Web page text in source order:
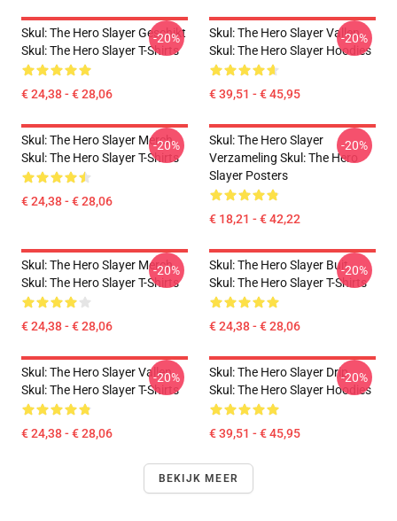
Skul: The Hero Slayer Geschikt
Skul: The Hero Slayer T-Shirts
€ 24,38 - € 28,06
-20%
Skul: The Hero Slayer Vallen
Skul: The Hero Slayer Hoodies
€ 39,51 - € 45,95
-20%
Skul: The Hero Slayer Merch
Skul: The Hero Slayer T-Shirts
€ 24,38 - € 28,06
-20%
Skul: The Hero Slayer
Verzameling Skul: The Hero
Slayer Posters
€ 18,21 - € 42,22
-20%
Skul: The Hero Slayer Merch
Skul: The Hero Slayer T-Shirts
€ 24,38 - € 28,06
-20%
Skul: The Hero Slayer Buit
Skul: The Hero Slayer T-Shirts
€ 24,38 - € 28,06
-20%
Skul: The Hero Slayer Vallen
Skul: The Hero Slayer T-Shirts
€ 24,38 - € 28,06
-20%
Skul: The Hero Slayer Drip
Skul: The Hero Slayer Hoodies
€ 39,51 - € 45,95
-20%
BEKIJK MEER